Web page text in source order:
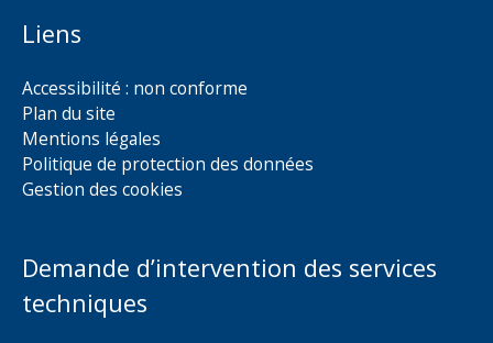
Liens
Accessibilité : non conforme
Plan du site
Mentions légales
Politique de protection des données
Gestion des cookies
Demande d’intervention des services
techniques